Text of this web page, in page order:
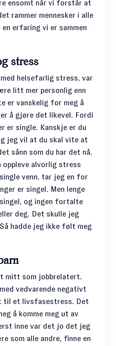
ensomt når vi forstår at
rammer mennesker i alle
erfaring vi er sammen
stress
helsefarlig stress, var
litt mer personlig enn
er vanskelig for meg å
å gjøre det likevel. Fordi
er single. Kanskje er du
jeg vil at du skal vite at
sånn som du har det nå.
oppleve alvorlig stress
venn, tar jeg en for
er singel. Men lenge
og ingen fortalte
deg. Det skulle jeg
hadde jeg ikke følt meg
mitt som jobbrelatert.
vedvarende negativt
til et livsfasestress. Det
å komme meg ut av
inne var det jo det jeg
som alle andre, finne en